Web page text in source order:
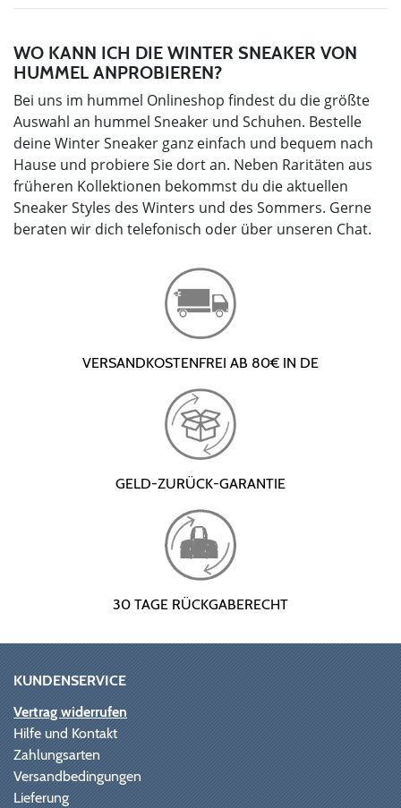
WO KANN ICH DIE WINTER SNEAKER VON
HUMMEL ANPROBIEREN?
Bei uns im hummel Onlineshop findest du die größte
Auswahl an hummel Sneaker und Schuhen. Bestelle
deine Winter Sneaker ganz einfach und bequem nach
Hause und probiere Sie dort an. Neben Raritäten aus
früheren Kollektionen bekommst du die aktuellen
Sneaker Styles des Winters und des Sommers. Gerne
beraten wir dich telefonisch oder über unseren Chat.
VERSANDKOSTENFREI AB 80€ IN DE
GELD-ZURÜCK-GARANTIE
30 TAGE RÜCKGABERECHT
KUNDENSERVICE
Vertrag widerrufen
Hilfe und Kontakt
Zahlungsarten
Versandbedingungen
Lieferung